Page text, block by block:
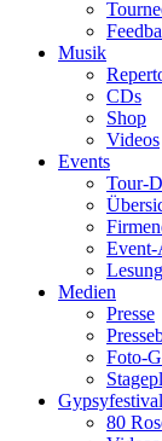
Musik
CDs
Shop
Videos
Events
Tour-
Medien
Presse
Foto-
Gypsyfestival
80